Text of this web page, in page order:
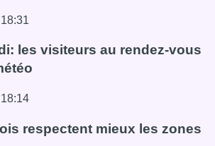
Nizar: un coup de pub inattendu grâce
les visiteurs au rendez-vous
du Midi: les visiteurs au rendez-vous
respectent mieux les zones